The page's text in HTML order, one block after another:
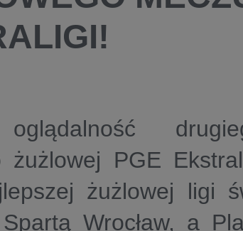
żużlowej PGE
żużlowej ligi
Wrocław, a